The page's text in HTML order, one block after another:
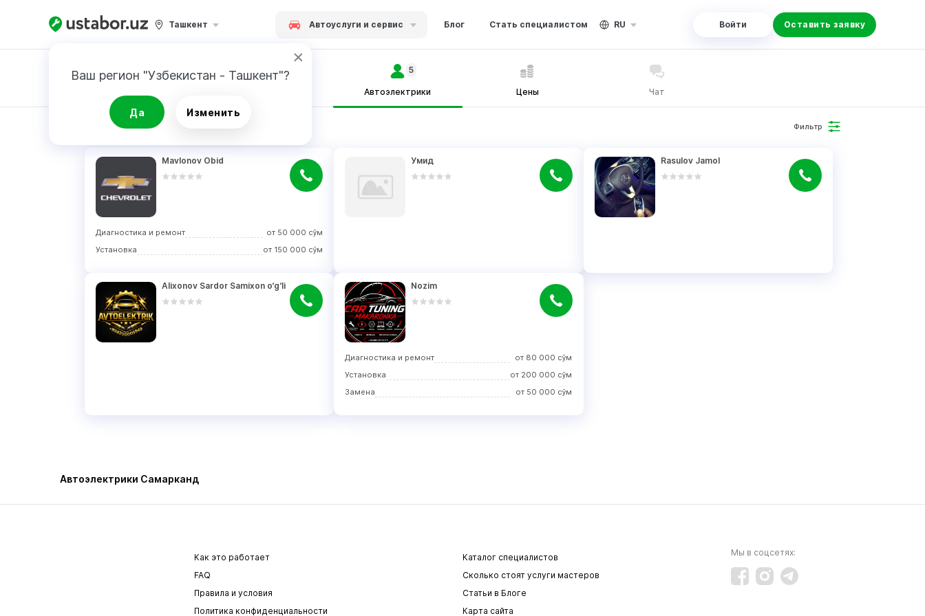
Ташкент Автоуслуги и сервис Блог Стать специалистом RU Войти Оставить заявку
Ваш регион "Узбекистан - Ташкент"?
Да Изменить
Автоэлектрики
5
Цены Чат
РЕЗУЛЬТАТ Фильтр
Mavlonov Obid
Диагностика и ремонт от 50 000 сўм
Установка
от 150 000 сўм
Умид Rasulov Jamol
Alixonov Sardor Samixon o‘g‘li Nozim
Диагностика и ремонт от 80 000 сўм
Установка
от 200 000 сўм
Замена
от 50 000 сўм
Автоэлектрики Самарканд
Как это работает
Каталог специалистов
FAQ
Сколько стоят услуги мастеров
Правила и условия
Статьи в Блоге
Политика конфиденциальности
Карта сайта
Мы в соцсетях: